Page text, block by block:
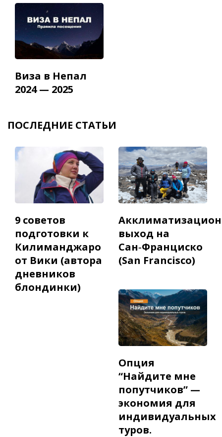
Виза в Непал
2024 — 2025
ПОСЛЕДНИЕ СТАТЬИ
9 советов
подготовки к
Килиманджаро
от Вики (автора
дневников
блондинки)
выход на
Сан‑Франциско
(San Francisco)
Опция
“Найдите мне
попутчиков” —
экономия для
индивидуальных
туров.